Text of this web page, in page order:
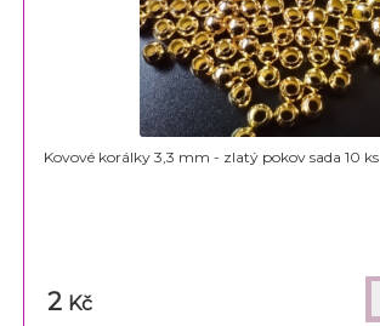
Kovové korálky 3,3 mm - zlatý pokov sada 10 ks
2 Kč